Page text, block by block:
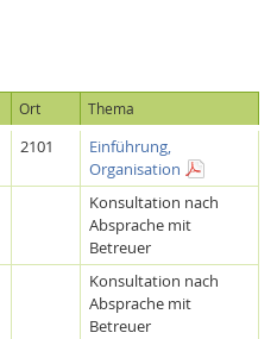
Ort Thema
2101
Einführung,
Organisation
Konsultation nach
Absprache mit
Betreuer
Konsultation nach
Absprache mit
Betreuer